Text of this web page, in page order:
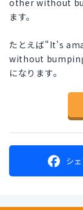
other without
ます。
たとえば"It's
without
になります。
シ